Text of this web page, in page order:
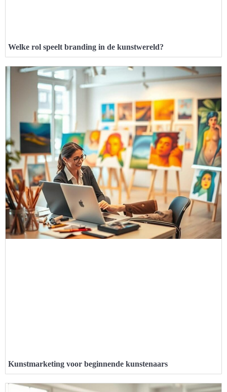
Welke rol speelt branding in de kunstwereld?
Kunstmarketing voor beginnende kunstenaars